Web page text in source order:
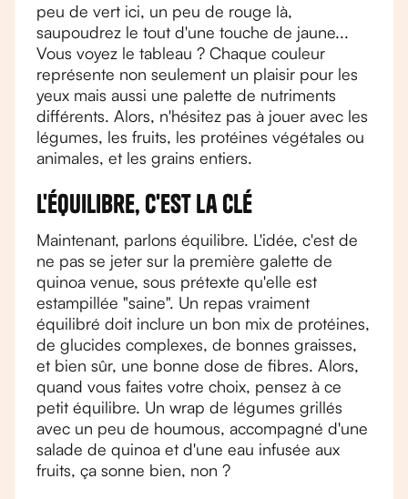
peu de vert ici, un peu de rouge là,
saupoudrez le tout d'une touche de jaune...
Vous voyez le tableau ? Chaque couleur
représente non seulement un plaisir pour les
yeux mais aussi une palette de nutriments
différents. Alors, n'hésitez pas à jouer avec les
légumes, les fruits, les protéines végétales ou
animales, et les grains entiers.
L'équilibre, c'est la clé
Maintenant, parlons équilibre. L'idée, c'est de
ne pas se jeter sur la première galette de
quinoa venue, sous prétexte qu'elle est
estampillée "saine". Un repas vraiment
équilibré doit inclure un bon mix de protéines,
de glucides complexes, de bonnes graisses,
et bien sûr, une bonne dose de fibres. Alors,
quand vous faites votre choix, pensez à ce
petit équilibre. Un wrap de légumes grillés
avec un peu de houmous, accompagné d'une
salade de quinoa et d'une eau infusée aux
fruits, ça sonne bien, non ?